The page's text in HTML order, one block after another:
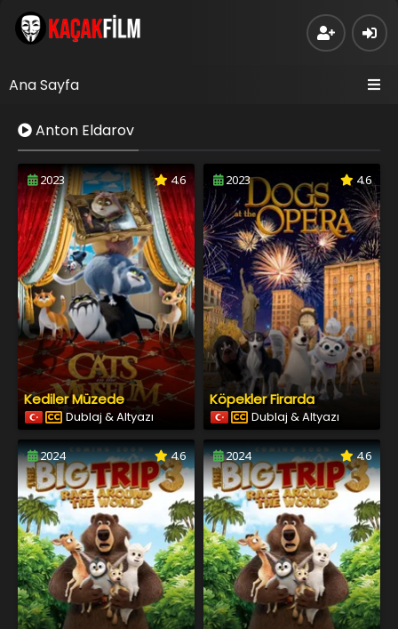
Ana Sayfa
Anton Eldarov
2023 4.6
Kediler Müzede
Dublaj & Altyazı
2023 4.6
Köpekler Firarda
Dublaj & Altyazı
2024 4.6 2024 4.6